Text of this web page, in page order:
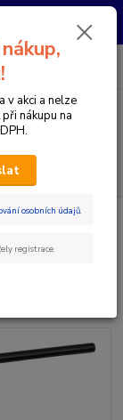
zavolejte dopředu.
Menu
mm
Řidítka
v akci a nelze
nákupu na
osobních údajů.
registrace.